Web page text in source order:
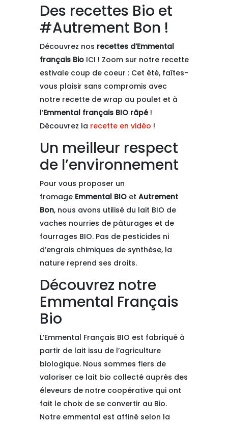
Des recettes Bio et
#Autrement Bon !
Découvrez nos recettes d’Emmental
français BioICI ! Zoom sur notre recette
estivale coup de coeur : Cet été, faîtes-
vous plaisir sans compromis avec
notre recette de wrap au poulet et à
l’Emmental français BIO râpé!
Découvrez la recette en vidéo !
Un meilleur respect
de l’environnement
Pour vous proposer un
fromage Emmental BIOet Autrement
Bon, nous avons utilisé du lait BIO de
vaches nourries de pâturages et de
fourrages BIO. Pas de pesticides ni
d’engrais chimiques de synthèse, la
nature reprend ses droits.
Découvrez notre
Emmental Français
Bio
L’Emmental Français BIO est fabriqué à
partir de lait issu de l’agriculture
biologique. Nous sommes fiers de
valoriser ce lait bio collecté auprès des
éleveurs de notre coopérative qui ont
fait le choix de se convertir au Bio.
Notre emmental est affiné selon la